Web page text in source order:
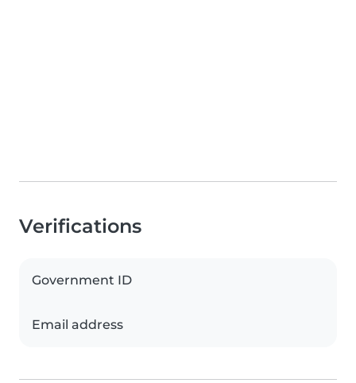
Verifications
Government ID
Email address